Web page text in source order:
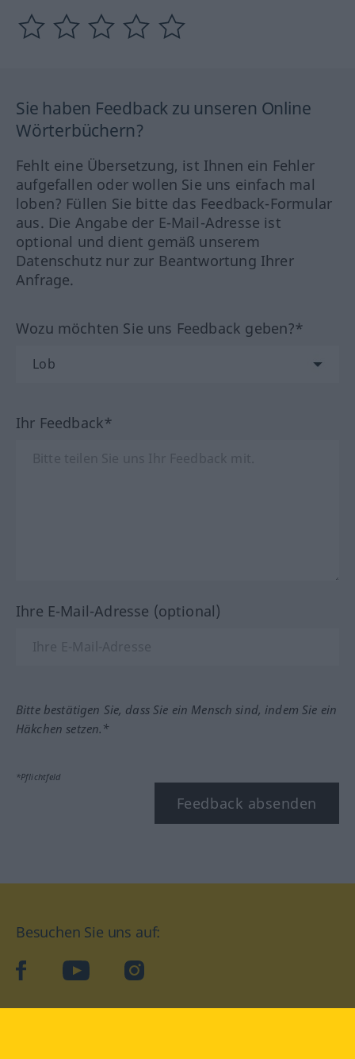
Sie haben Feedback zu unseren Online
Wörterbüchern?
Fehlt eine Übersetzung, ist Ihnen ein Fehler
aufgefallen oder wollen Sie uns einfach mal
loben? Füllen Sie bitte das Feedback-Formular
aus. Die Angabe der E-Mail-Adresse ist
optional und dient gemäß unserem
Datenschutz nur zur Beantwortung Ihrer
Anfrage.
Wozu möchten Sie uns Feedback geben?*
Ihr Feedback*
Ihre E-Mail-Adresse (optional)
Bitte bestätigen Sie, dass Sie ein Mensch sind, indem Sie ein
Häkchen setzen.*
*Pflichtfeld
Feedback absenden
Besuchen Sie uns auf:
facebookYouTube Instagram